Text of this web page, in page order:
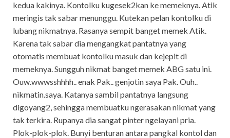
kedua kakinya. Kontolku kugesek2kan ke memeknya. Atik
meringis tak sabar menunggu. Kutekan pelan kontolku di
lubang nikmatnya. Rasanya sempit banget memek Atik.
Karena tak sabar dia mengangkat pantatnya yang
otomatis membuat kontolku masuk dan kejepit di
memeknya. Sungguh nikmat banget memek ABG satu ini.
Ouw.wwwsshhhh.. enak Pak.. genjotin saya Pak. Ouh..
nikmatin.saya. Katanya sambil pantatnya langsung
digoyang2, sehingga membuatku ngerasakan nikmat yang
tak terkira. Rupanya dia sangat pinter ngelayani pria.
Plok-plok-plok. Bunyi benturan antara pangkal kontol dan